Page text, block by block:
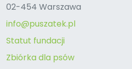
02-454 Warszawa
info@puszatek.pl
Statut fundacji
Zbiórka dla psów